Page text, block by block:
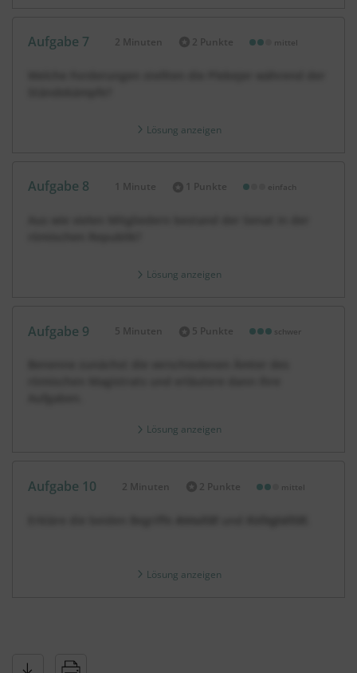
Aufgabe 7 Dauer:
2 Minuten 2 Punkte mittel
Lösung anzeigen
Aufgabe 8 Dauer:
1 Minute 1 Punkte einfach
Lösung anzeigen
Aufgabe 9 Dauer:
5 Minuten 5 Punkte schwer
Lösung anzeigen
Aufgabe 10 Dauer:
2 Minuten 2 Punkte mittel
Lösung anzeigen